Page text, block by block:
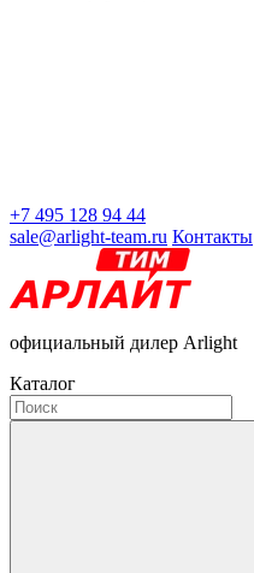
+7 495 128 94 44
sale@arlight-team.ru Контакты
официальный дилер Arlight
Каталог